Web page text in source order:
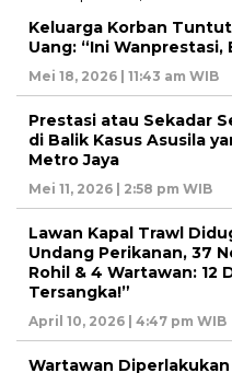
Keluarga Korban
Uang: “Ini Wanprestasi,
Mei 18, 2026 | 11:43 am WIB
Prestasi atau Sekadar
di Balik Kasus Asusila
Metro Jaya
Mei 11, 2026 | 2:58 pm WIB
Lawan Kapal Trawl
Undang Perikanan, 37
Rohil & 4 Wartawan: 12
Tersangka!”
April 10, 2026 | 4:47 pm WIB
Wartawan